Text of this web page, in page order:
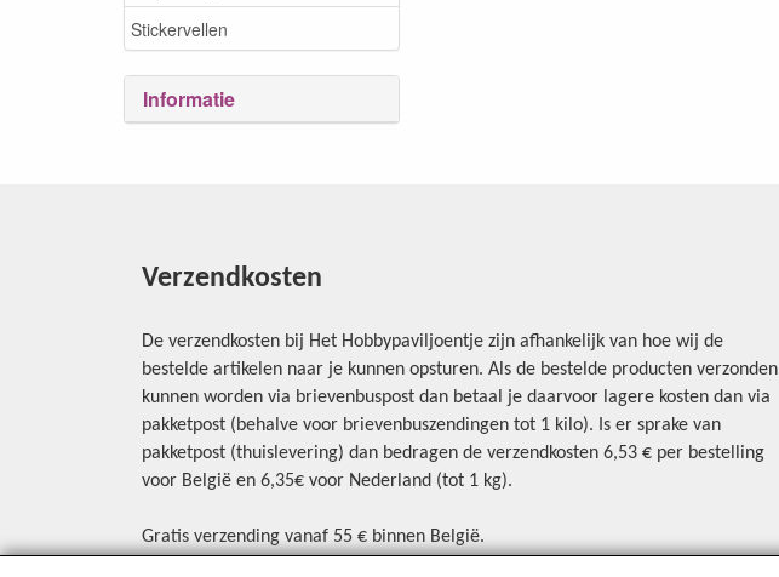
Stickervellen
Informatie
Verzendkosten
De verzendkosten bij Het Hobbypaviljoentje zijn afhankelijk van hoe wij de
bestelde artikelen naar je kunnen opsturen. Als de bestelde producten verzonden
kunnen worden via brievenbuspost dan betaal je daarvoor lagere kosten dan via
pakketpost (behalve voor brievenbuszendingen tot 1 kilo). Is er sprake van
pakketpost (thuislevering) dan bedragen de verzendkosten 6,53 € per bestelling
voor België en 6,35€ voor Nederland (tot 1 kg).
Gratis verzending vanaf 55 € binnen België.